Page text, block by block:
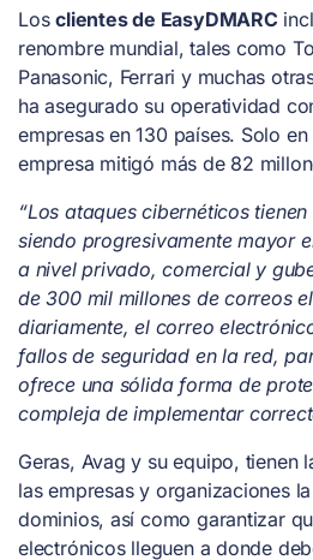
Losclientes de EasyDMARC
renombre mundial, tales como
Panasonic, Ferrari y muchas
ha asegurado su operatividad
empresas en 130 países. Solo
empresa mitigó más de 82
“Los ataques cibernéticos
siendo progresivamente mayor
a nivel privado, comercial y
de 300 mil millones de correos
diariamente, el correo
fallos de seguridad en la red,
ofrece una sólida forma de
compleja de implementar
Geras, Avag y su equipo, tienen
las empresas y organizaciones
dominios, así como garantizar
electrónicos lleguen a donde